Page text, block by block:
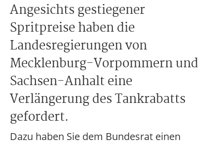
Angesichts gestiegener
Spritpreise haben die
Landesregierungen von
Mecklenburg-Vorpommern und
Sachsen-Anhalt eine
Verlängerung des Tankrabatts
gefordert.
Dazu haben Sie dem Bundesrat einen